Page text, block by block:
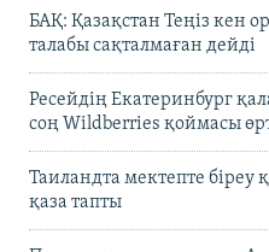
БАҚ: Қазақстан Теңіз кен
талабы сақталмаған дейді
Ресейдің Екатеринбург
соң Wildberries қоймасы
Таиландта мектепте біреу
қаза тапты